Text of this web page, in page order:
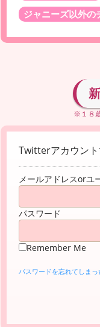
ジャニーズ以外の
※１８
Twitterアカウン
メールアドレスorユ
パスワード
Remember Me
パスワードを忘れてしまっ